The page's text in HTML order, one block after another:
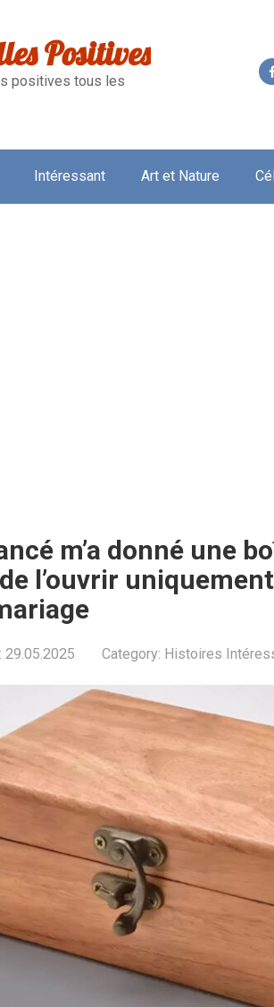
Positives
positives tous les
Intéressant Art et Nature
m’a donné une
l’ouvrir
29.05.2025 Category: Histoires